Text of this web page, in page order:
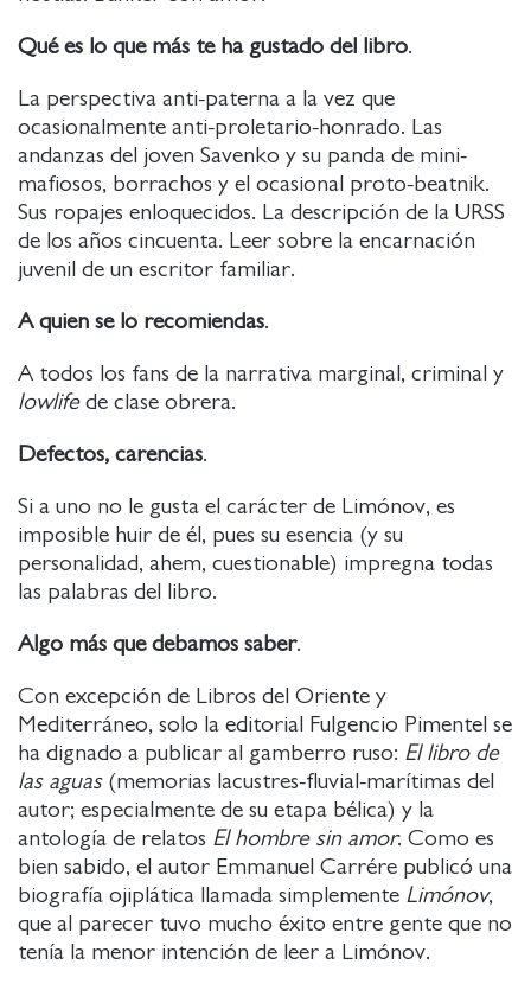
Qué es lo que más te ha gustado del libro.
La perspectiva anti-paterna a la vez que
ocasionalmente anti-proletario-honrado. Las
andanzas del joven Savenko y su panda de mini-
mafiosos, borrachos y el ocasional proto-beatnik.
Sus ropajes enloquecidos. La descripción de la URSS
de los años cincuenta. Leer sobre la encarnación
juvenil de un escritor familiar.
A quien se lo recomiendas.
A todos los fans de la narrativa marginal, criminal y
lowlifede clase obrera.
Defectos, carencias.
Si a uno no le gusta el carácter de Limónov, es
imposible huir de él, pues su esencia (y su
personalidad, ahem, cuestionable) impregna todas
las palabras del libro.
Algo más que debamos saber.
Con excepción de Libros del Oriente y
Mediterráneo, solo la editorial Fulgencio Pimentel se
ha dignado a publicar al gamberro ruso: El libro de
las aguas(memorias lacustres-fluvial-marítimas del
autor; especialmente de su etapa bélica) y la
antología de relatos El hombre sin amor. Como es
bien sabido, el autor Emmanuel Carrére publicó una
biografía ojiplática llamada simplemente Limónov,
que al parecer tuvo mucho éxito entre gente que no
tenía la menor intención de leer a Limónov.